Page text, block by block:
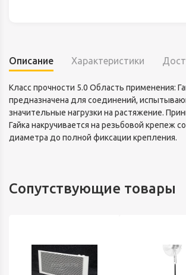
Описание Характеристики
Класс прочности 5.0 Область применения:
предназначена для соединений,
значительные нагрузки на растяжение.
Гайка накручивается на резьбовой крепеж
диаметра до полной фиксации крепления.
Сопутствующие товары